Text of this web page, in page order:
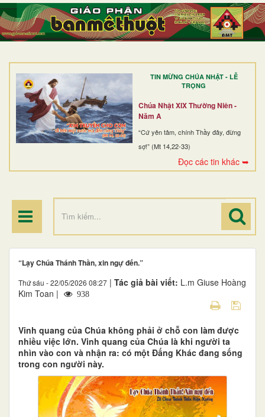
TIN MỪNG CHÚA NHẬT - LỄ
TRỌNG
Chúa Nhật XIX Thường Niên -
Năm A
“Cứ yên tâm, chính Thầy đây, đừng
sợ!” (Mt 14,22-33)
Đọc các tin khác ➥
TRANG NHẤT
GIỚI THIỆU
DÒNG TU
BAN MỤC VỤ
ĐOÀN THỂ CG
ĐIỂM HÀNH HƯƠNG
“Lạy Chúa Thánh Thần, xin ngự đến.”
Thứ sáu - 22/05/2026 08:27 | Tác giả bài viết: L.m Giuse Hoàng
Kim Toan |
938
Vinh quang của Chúa không phải ở chỗ con làm được
nhiều việc lớn. Vinh quang của Chúa là khi người ta
nhìn vào con và nhận ra: có một Đấng Khác đang sống
trong con người này.